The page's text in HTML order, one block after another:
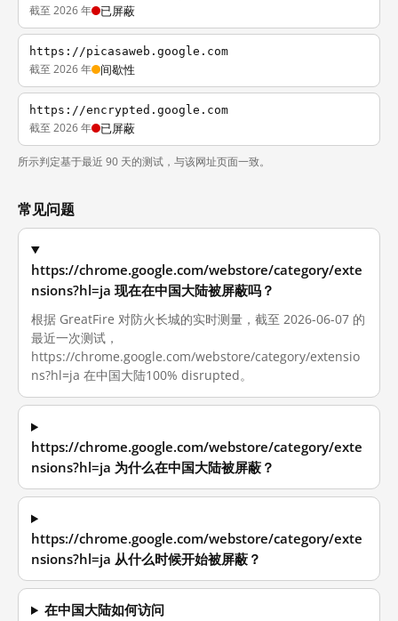
截至 2026 年 已屏蔽
https://picasaweb.google.com
截至 2026 年 间歇性
https://encrypted.google.com
截至 2026 年 已屏蔽
所示判定基于最近 90 天的测试，与该网址页面一致。
常见问题
https://chrome.google.com/webstore/category/exte
nsions?hl=ja 现在在中国大陆被屏蔽吗？
根据 GreatFire 对防火长城的实时测量，截至 2026-06-07 的
最近一次测试，
https://chrome.google.com/webstore/category/extensio
ns?hl=ja 在中国大陆100% disrupted。
https://chrome.google.com/webstore/category/exte
nsions?hl=ja 为什么在中国大陆被屏蔽？
https://chrome.google.com/webstore/category/exte
nsions?hl=ja 从什么时候开始被屏蔽？
在中国大陆如何访问